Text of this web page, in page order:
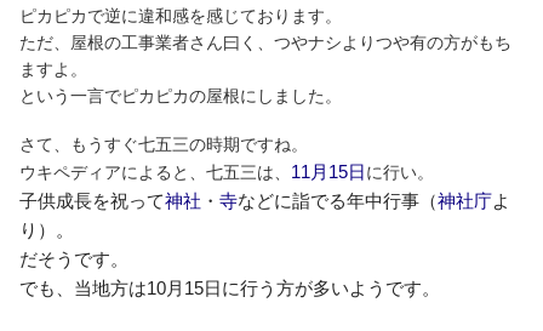
ピカピカで逆に違和感を感じております。
ただ、屋根の工事業者さん曰く、つやナシよりつや有の方がもち
ますよ。
という一言でピカピカの屋根にしました。
さて、もうすぐ七五三の時期ですね。
ウキペディアによると、七五三は、 11月15日に行い。
子供成長を祝って神社 ・ 寺などに詣でる年中行事（神社庁よ
り）。
だそうです。
でも、当地方は10月15日に行う方が多いようです。